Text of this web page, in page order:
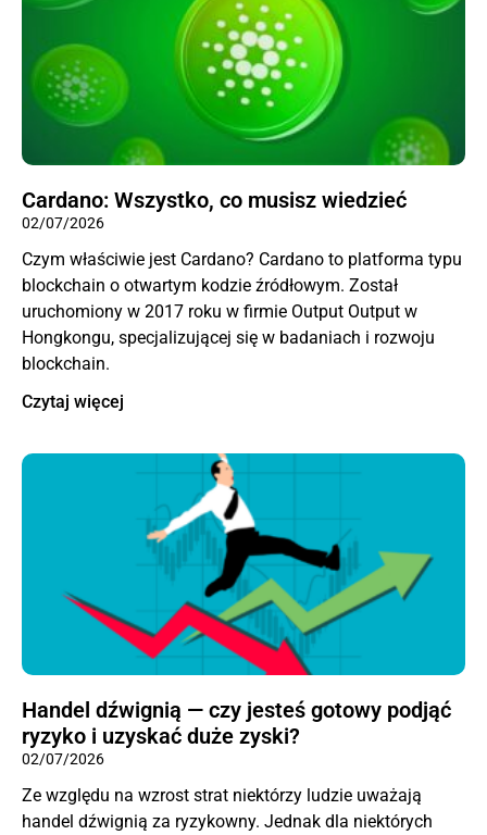
Cardano: Wszystko, co musisz wiedzieć
02/07/2026
Czym właściwie jest Cardano? Cardano to platforma typu
blockchain o otwartym kodzie źródłowym. Został
uruchomiony w 2017 roku w firmie Output Output w
Hongkongu, specjalizującej się w badaniach i rozwoju
blockchain.
Czytaj więcej
Handel dźwignią — czy jesteś gotowy podjąć
ryzyko i uzyskać duże zyski?
02/07/2026
Ze względu na wzrost strat niektórzy ludzie uważają
handel dźwignią za ryzykowny. Jednak dla niektórych